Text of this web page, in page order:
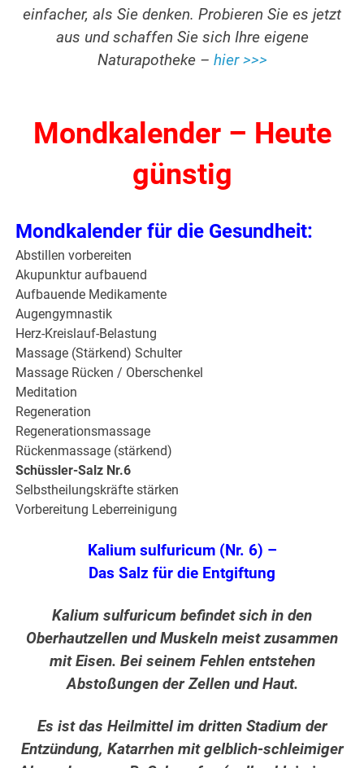
einfacher, als Sie denken. Probieren Sie es jetzt
aus und schaffen Sie sich Ihre eigene
Naturapotheke – hier >>>
Mondkalender – Heute
günstig
Mondkalender für die Gesundheit:
Abstillen vorbereiten
Akupunktur aufbauend
Aufbauende Medikamente
Augengymnastik
Herz-Kreislauf-Belastung
Massage (Stärkend) Schulter
Massage Rücken / Oberschenkel
Meditation
Regeneration
Regenerationsmassage
Rückenmassage (stärkend)
Schüssler-Salz Nr.6
Selbstheilungskräfte stärken
Vorbereitung Leberreinigung
Kalium sulfuricum (Nr. 6) –
Das Salz für die Entgiftung
Kalium sulfuricum befindet sich in den
Oberhautzellen und Muskeln meist zusammen
mit Eisen. Bei seinem Fehlen entstehen
Abstoßungen der Zellen und Haut.
Es ist das Heilmittel im dritten Stadium der
Entzündung, Katarrhen mit gelblich-schleimiger